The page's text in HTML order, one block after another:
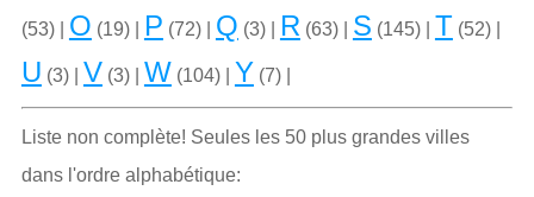
(53) | O (19) | P (72) | Q (3) | R (63) | S (145) | T (52) |
U (3) | V (3) | W (104) | Y (7) |
Liste non complète! Seules les 50 plus grandes villes
dans l'ordre alphabétique: